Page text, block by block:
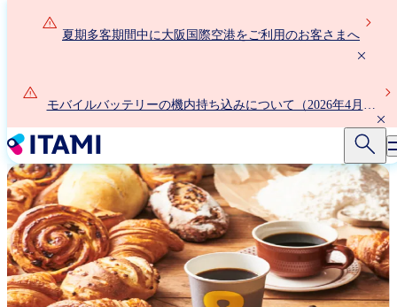
ン
ツ
に
移
動
夏期多客期間中に大阪国際空港をご利用のお客さまへ
モバイルバッテリーの機内持ち込みについて（2026年4月24